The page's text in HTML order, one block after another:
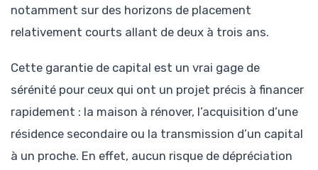
notamment sur des horizons de placement
relativement courts allant de deux à trois ans.
Cette garantie de capital est un vrai gage de
sérénité pour ceux qui ont un projet précis à financer
rapidement : la maison à rénover, l’acquisition d’une
résidence secondaire ou la transmission d’un capital
à un proche. En effet, aucun risque de dépréciation